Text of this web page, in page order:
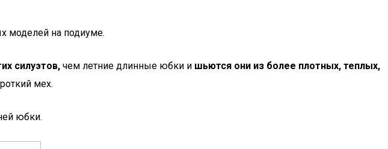
моделей на подиуме.
силуэтов, чем летние длинные юбки и шьются они из более плотных, теплых,
мех.
юбки.